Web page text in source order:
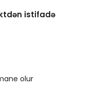
istifadə
olur